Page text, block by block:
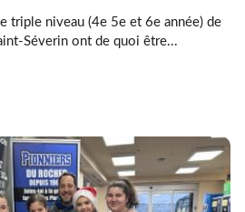
triple niveau (4e 5e et 6e année) de
Séverin ont de quoi être...